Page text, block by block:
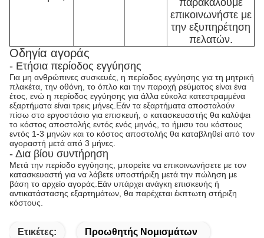
παρακαλούμε
επικοινωνήστε με
την εξυπηρέτηση
πελατών.
Οδηγία αγοράς
- Ετήσια περίοδος εγγύησης
Για μη ανθρώπινες συσκευές, η περίοδος εγγύησης για τη μητρική
πλακέτα, την οθόνη, το όπλο και την παροχή ρεύματος είναι ένα
έτος, ενώ η περίοδος εγγύησης για άλλα εύκολα κατεστραμμένα
εξαρτήματα είναι τρεις μήνες.Εάν τα εξαρτήματα αποσταλούν
πίσω στο εργοστάσιο για επισκευή, ο κατασκευαστής θα καλύψει
το κόστος αποστολής εντός ενός μηνός, το ήμισυ του κόστους
εντός 1-3 μηνών και το κόστος αποστολής θα καταβληθεί από τον
αγοραστή μετά από 3 μήνες.
- Δια βίου συντήρηση
Μετά την περίοδο εγγύησης, μπορείτε να επικοινωνήσετε με τον
κατασκευαστή για να λάβετε υποστήριξη μετά την πώληση με
βάση το αρχείο αγοράς.Εάν υπάρχει ανάγκη επισκευής ή
αντικατάστασης εξαρτημάτων, θα παρέχεται έκπτωτη στήριξη
κόστους.
Ετικέτες: Προωθητής Νομισμάτων